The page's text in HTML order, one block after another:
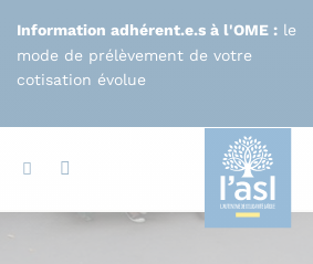
Information adhérent.e.s à l'OME : le
mode de prélèvement de votre
cotisation évolue